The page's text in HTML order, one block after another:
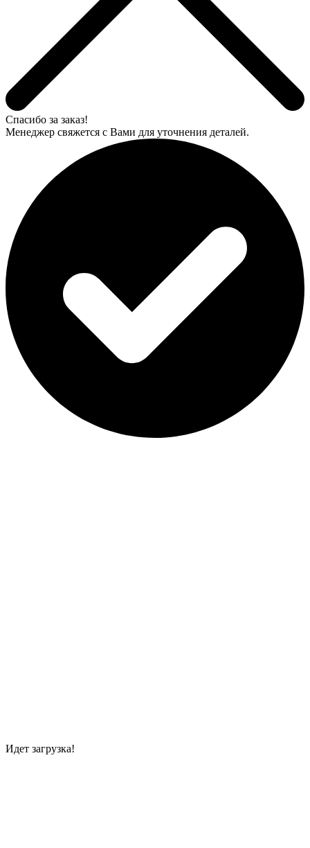
Спасибо за заказ!
Менеджер свяжется с Вами для уточнения деталей.
Идет загрузка!